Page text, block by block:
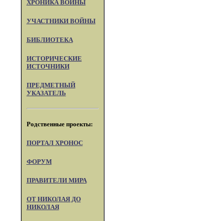
ХРОНИКА ВОЙНЫ
УЧАСТНИКИ ВОЙНЫ
БИБЛИОТЕКА
ИСТОРИЧЕСКИЕ
ИСТОЧНИКИ
ПРЕДМЕТНЫЙ
УКАЗАТЕЛЬ
Родственные проекты:
ПОРТАЛ XPOHOC
ФОРУМ
ПРАВИТЕЛИ МИРА
ОТ НИКОЛАЯ ДО
НИКОЛАЯ